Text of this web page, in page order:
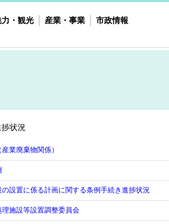
力・観光 産業・事業 市政情報
状況
業廃棄物関係）
設置に係る計画に関する条例手続き進捗状況
施設等設置調整委員会